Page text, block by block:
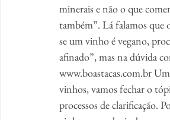
minerais e não o que
também”. Lá falamos que
se um vinho é vegano,
afinado”, mas na dúvida
www.boastacas.com.br
vinhos, vamos fechar o
processos de clarificação.